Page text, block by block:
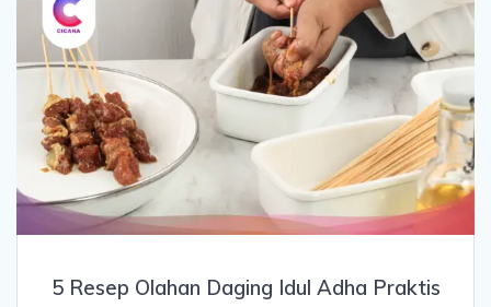
5 Resep Olahan Daging Idul Adha Praktis